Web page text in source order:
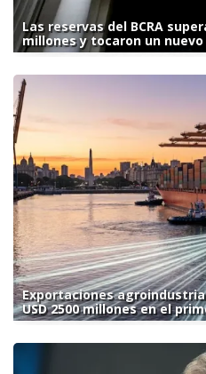
Las reservas del BCRA
millones y tocaron un
Exportaciones
USD 2500 millones en el